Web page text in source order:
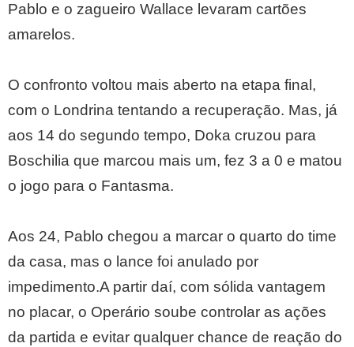
Pablo e o zagueiro Wallace levaram cartões
amarelos.
O confronto voltou mais aberto na etapa final,
com o Londrina tentando a recuperação. Mas, já
aos 14 do segundo tempo, Doka cruzou para
Boschilia que marcou mais um, fez 3 a 0 e matou
o jogo para o Fantasma.
Aos 24, Pablo chegou a marcar o quarto do time
da casa, mas o lance foi anulado por
impedimento.A partir daí, com sólida vantagem
no placar, o Operário soube controlar as ações
da partida e evitar qualquer chance de reação do